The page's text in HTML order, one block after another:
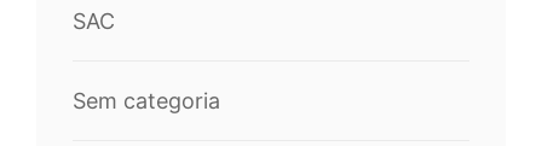
SAC
Sem categoria